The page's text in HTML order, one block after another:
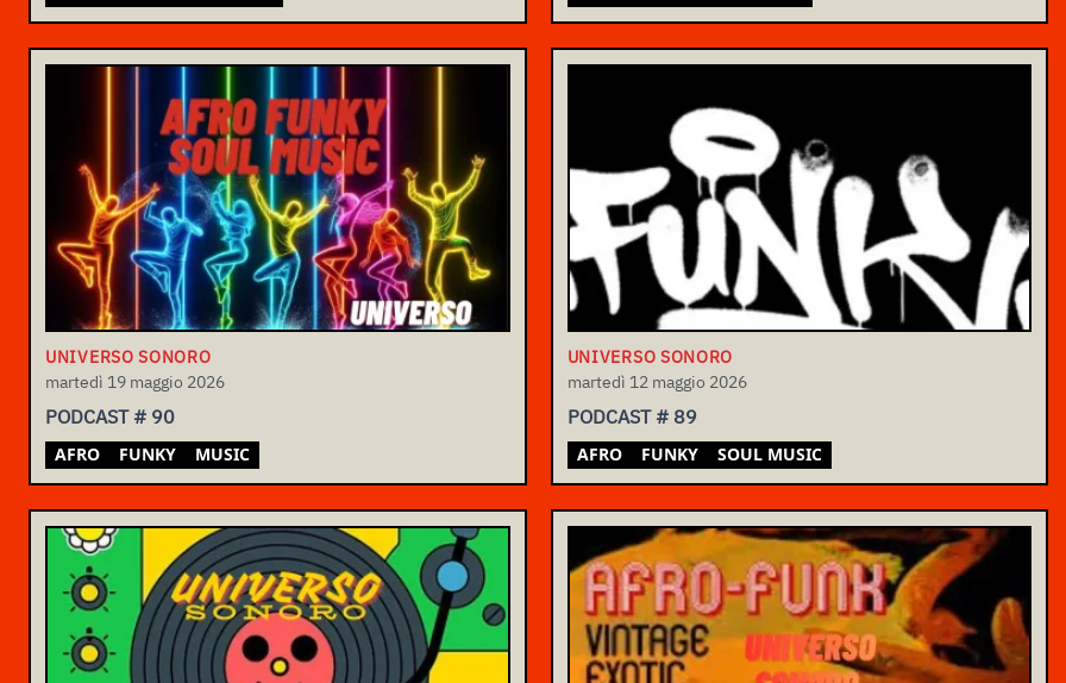
UNIVERSO SONORO
martedì 19 maggio 2026
PODCAST # 90
AFRO FUNKY MUSIC
UNIVERSO SONORO
martedì 12 maggio 2026
PODCAST # 89
AFRO FUNKY SOUL MUSIC